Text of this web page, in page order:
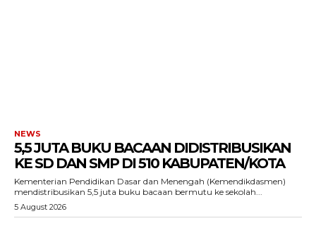
NEWS
5,5 JUTA BUKU BACAAN DIDISTRIBUSIKAN
KE SD DAN SMP DI 510 KABUPATEN/KOTA
Kementerian Pendidikan Dasar dan Menengah (Kemendikdasmen)
mendistribusikan 5,5 juta buku bacaan bermutu ke sekolah...
5 August 2026